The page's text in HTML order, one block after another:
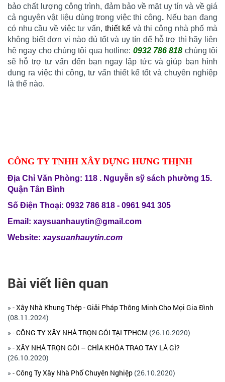
bảo chất lượng công trình, đảm bảo về mặt uy tín và về giá
cả nguyên vật liệu dùng trong việc thi công. Nếu bạn đang
có nhu cầu về việc tư vấn, thiết kế và thi công nhà phố mà
không biết đơn vị nào đủ tốt và uy tín để hỗ trợ thì hãy liên
hệ ngay cho chúng tôi qua hotline: 0932 786 818 chúng tôi
sẽ hỗ trợ tư vấn đến bạn ngay lập tức và giúp bạn hình
dung ra việc thi công, tư vấn thiết kế tốt và chuyên nghiệp
là thế nào.
CÔNG TY TNHH XÂY DỰNG HƯNG THỊNH
Địa Chỉ Văn Phòng: 118 . Nguyễn sỹ sách phường 15.
Quận Tân Bình
Số Điện Thoại: 0932 786 818 - 0961 941 305
Email: xaysuanhauytin@gmail.com
Website: xaysuanhauytin.com
Bài viết liên quan
» - Xây Nhà Khung Thép - Giải Pháp Thông Minh Cho Mọi Gia Đình
(08.11.2024)
» - CÔNG TY XÂY NHÀ TRỌN GÓI TẠI TPHCM (26.10.2020)
» - ​XÂY NHÀ TRỌN GÓI – CHÌA KHÓA TRAO TAY LÀ GÌ?
(26.10.2020)
» - Công Ty Xây Nhà Phố Chuyên Nghiệp (26.10.2020)